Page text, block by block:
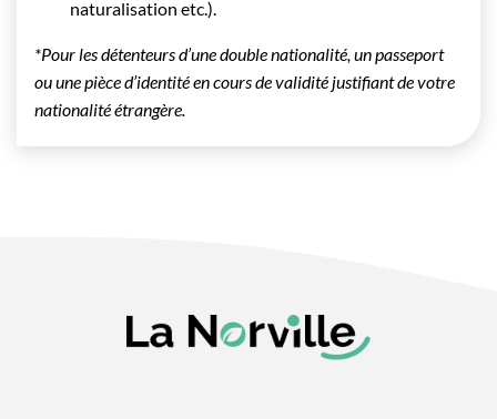
naturalisation etc.).
*Pour les détenteurs d’une double nationalité, un passeport
ou une pièce d’identité en cours de validité justifiant de votre
nationalité étrangère.